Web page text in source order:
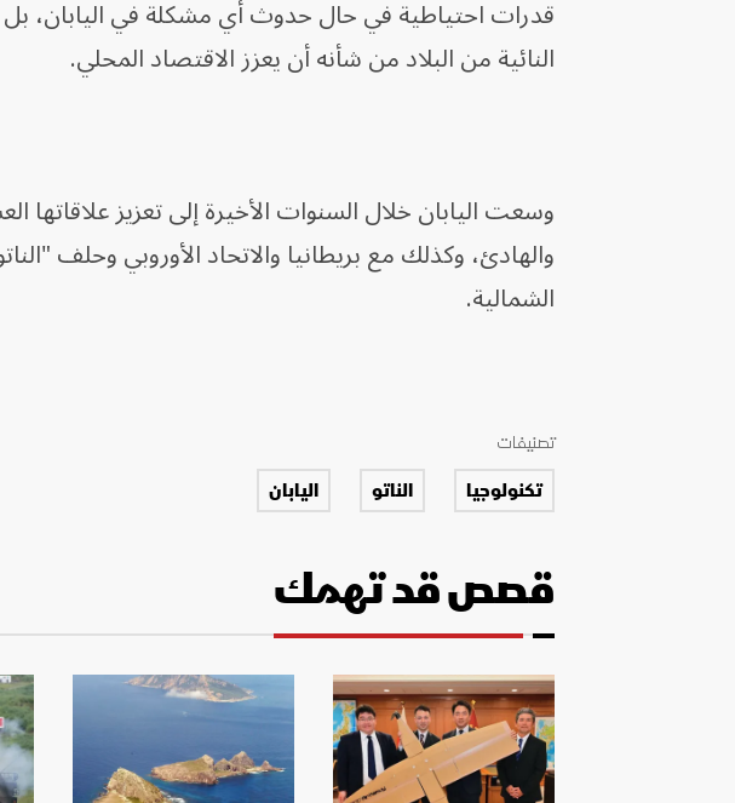
قدرات احتياطية في حال حدوث أي مشكلة في اليابان، بل
النائية من البلاد من شأنه أن يعزز الاقتصاد المحلي.
وسعت اليابان خلال السنوات الأخيرة إلى تعزيز
والهادئ، وكذلك مع بريطانيا والاتحاد الأوروبي وحلف
الشمالية.
تصنيفات
تكنولوجيا الناتو اليابان
قصص قد تهمك